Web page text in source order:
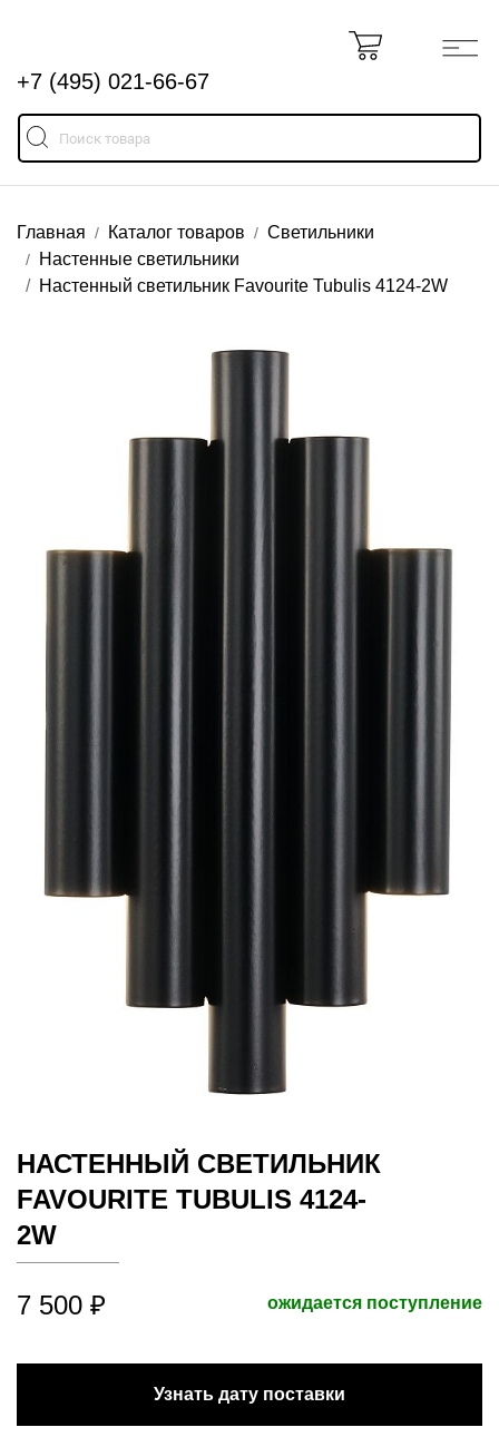
+7 (495) 021-66-67
Главная Каталог товаров
Светильники
Настенные светильники
Настенный светильник Favourite Tubulis 4124-2W
НАСТЕННЫЙ СВЕТИЛЬНИК
FAVOURITE TUBULIS 4124-
2W
7 500 ₽ ожидается поступление
Узнать дату поставки